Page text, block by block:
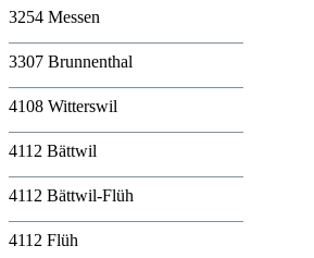
3254 Messen
3307 Brunnenthal
4108 Witterswil
4112 Bättwil
4112 Bättwil-Flüh
4112 Flüh